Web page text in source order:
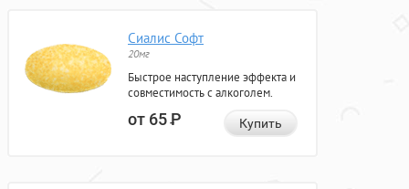
Сиалис Софт
20мг
Быстрое наступление эффекта и
совместимость с алкоголем.
от 65Р Купить